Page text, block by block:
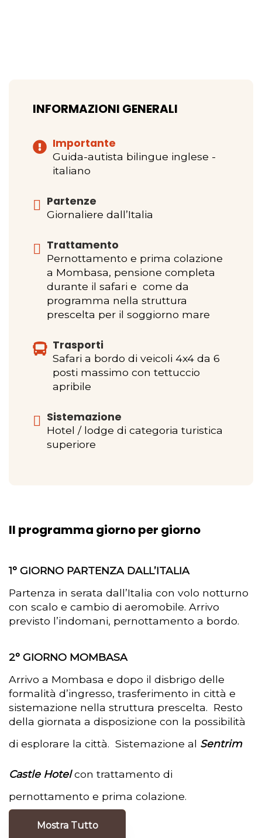
INFORMAZIONI GENERALI
Importante
Guida-autista bilingue inglese -
italiano
Partenze
Giornaliere dall’Italia
Trattamento
Pernottamento e prima colazione
a Mombasa, pensione completa
durante il safari e come da
programma nella struttura
prescelta per il soggiorno mare
Trasporti
Safari a bordo di veicoli 4x4 da 6
posti massimo con tettuccio
apribile
Sistemazione
Hotel / lodge di categoria turistica
superiore
Il programma giorno per giorno
1° GIORNO PARTENZA DALL’ITALIA
Partenza in serata dall’Italia con volo notturno
con scalo e cambio di aeromobile. Arrivo
previsto l’indomani, pernottamento a bordo.
2° GIORNO MOMBASA
Arrivo a Mombasa e dopo il disbrigo delle
formalità d’ingresso, trasferimento in città e
sistemazione nella struttura prescelta. Resto
della giornata a disposizione con la possibilità
di esplorare la città. Sistemazione al Sentrim
Castle Hotelcon trattamento di
pernottamento e prima colazione.
Mostra Tutto